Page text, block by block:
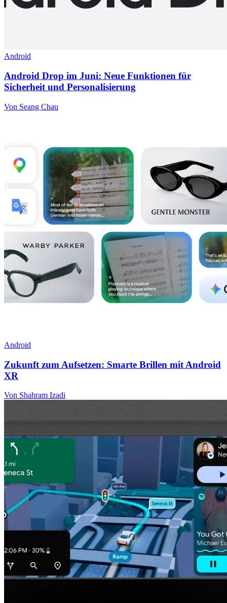
Android
Android Drop im Juni: Neue Funktionen für
Sicherheit und Personalisierung
Von Seang Chau
Android
Zukunft zum Aufsetzen: Smarte Brillen mit Android
XR
Von Shahram Izadi